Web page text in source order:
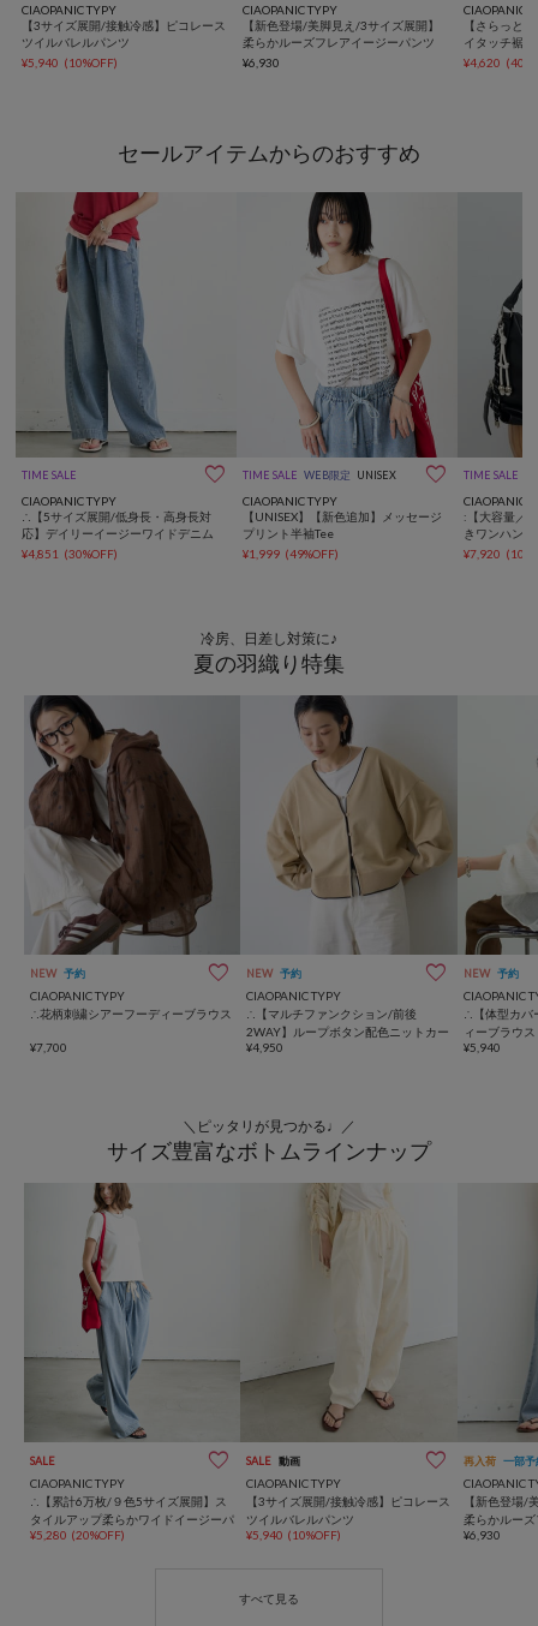
CIAOPANIC TYPY
【3サイズ展開/接触冷感】ピコレース
ツイルバレルパンツ
¥5,940 (10%OFF)
CIAOPANIC TYPY
【新色登場/美脚見え/3サイズ展開】
柔らかルーズフレアイージーパンツ
¥6,930
CIAOPANIC
【さらっと
イタッチ裾
ース
¥4,620
セールアイテムからのおすすめ
TIME SALE 
CIAOPANIC TYPY
∴【5サイズ展開/低身長・高身長対
応】デイリーイージーワイドデニム
¥4,851 (30%OFF)
TIME SALE WEB限定 UNISEX 
CIAOPANIC TYPY
【UNISEX】【新色追加】メッセージ
プリント半袖Tee
¥1,999 (49%OFF)
TIME SALE
CIAOPANIC
:【大容量／
きワンハン
¥7,920
冷房、日差し対策に♪
夏の羽織り特集
NEW 予約
CIAOPANIC TYPY
∴花柄刺繍シアーフーディーブラウス
¥7,700
NEW 予約
CIAOPANIC TYPY
∴【マルチファンクション/前後
2WAY】ループボタン配色ニットカー
デ
¥4,950
NEW 予約
CIAOPANIC
∴【体型カバ
ィーブラウス
¥5,940
＼ピッタリが見つかる♩／
サイズ豊富なボトムラインナップ
SALE
CIAOPANIC TYPY
∴【累計6万枚/９色5サイズ展開】ス
タイルアップ柔らかワイドイージーパ
ンツ
¥5,280 (20%OFF)
SALE 動画
CIAOPANIC TYPY
【3サイズ展開/接触冷感】ピコレース
ツイルバレルパンツ
¥5,940 (10%OFF)
再入荷 一部予
CIAOPANIC
【新色登場/
柔らかルー
¥6,930